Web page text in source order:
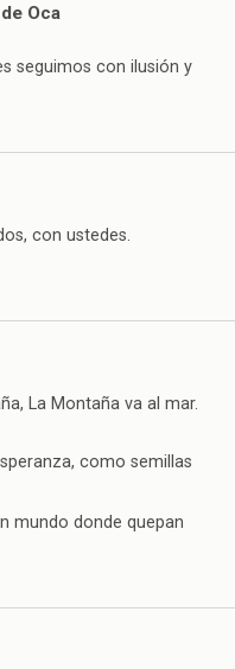
Oca
seguimos con ilusión y
con ustedes.
La Montaña va al mar.
como semillas
mundo donde quepan